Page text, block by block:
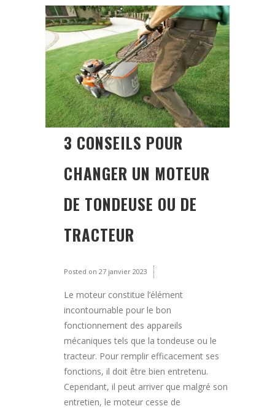
3 CONSEILS POUR
CHANGER UN MOTEUR
DE TONDEUSE OU DE
TRACTEUR
Posted on 27 janvier 2023
Le moteur constitue l’élément
incontournable pour le bon
fonctionnement des appareils
mécaniques tels que la tondeuse ou le
tracteur. Pour remplir efficacement ses
fonctions, il doit être bien entretenu.
Cependant, il peut arriver que malgré son
entretien, le moteur cesse de